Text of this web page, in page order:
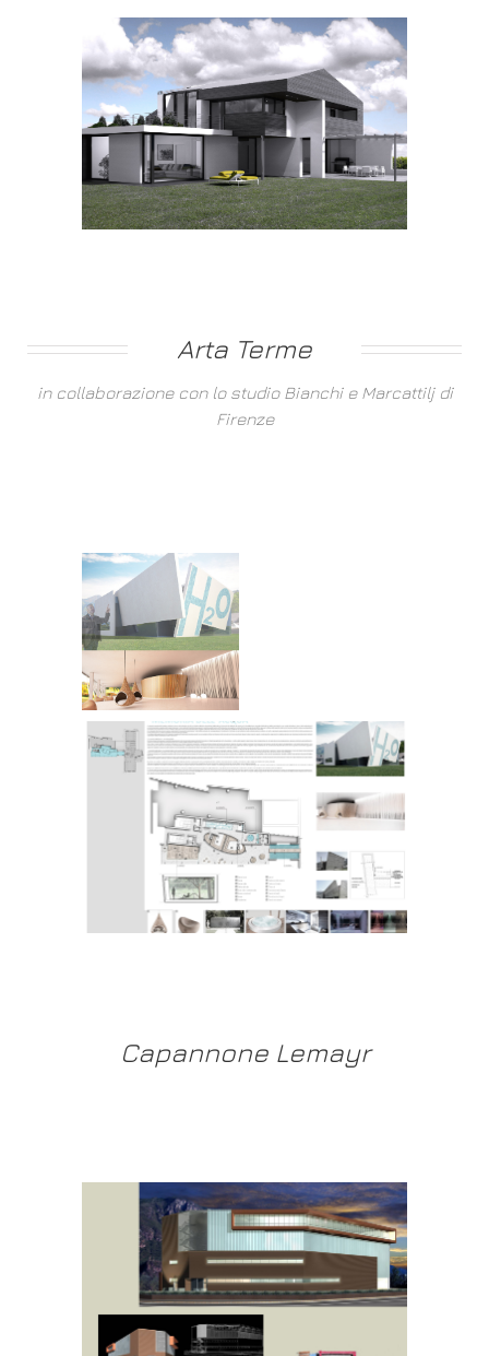
Arta Terme
in collaborazione con lo studio Bianchi e Marcattilj di
Firenze
Capannone Lemayr